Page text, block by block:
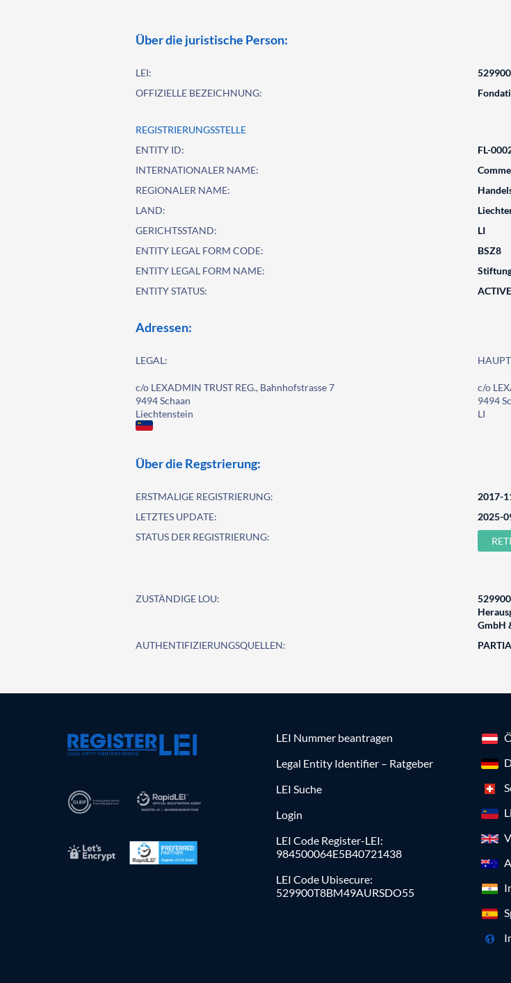
Über die juristische Person:
LEI:
OFFIZIELLE BEZEICHNUNG:
REGISTRIERUNGSSTELLE
ENTITY ID:
FL-
INTERNATIONALER NAME:
REGIONALER NAME:
LAND:
GERICHTSSTAND:
LI
ENTITY LEGAL FORM CODE:
BSZ8
ENTITY LEGAL FORM NAME:
ENTITY STATUS:
ACTIVE
Adressen:
LEGAL:
c/o LEXADMIN TRUST REG., Bahnhofstrasse 7
9494 Schaan
Liechtenstein
c/o
9494
LI
Über die Regstrierung:
ERSTMALIGE REGISTRIERUNG:
2017-
LETZTES UPDATE:
2025-
STATUS DER REGISTRIERUNG:
ZUSTÄNDIGE LOU:
GmbH
AUTHENTIFIZIERUNGSQUELLEN:
LEI Nummer beantragen
Legal Entity Identifier – Ratgeber
LEI Suche
Login
LEI Code Register-LEI:
984500064E5B40721438
LEI Code Ubisecure:
529900T8BM49AURSDO55